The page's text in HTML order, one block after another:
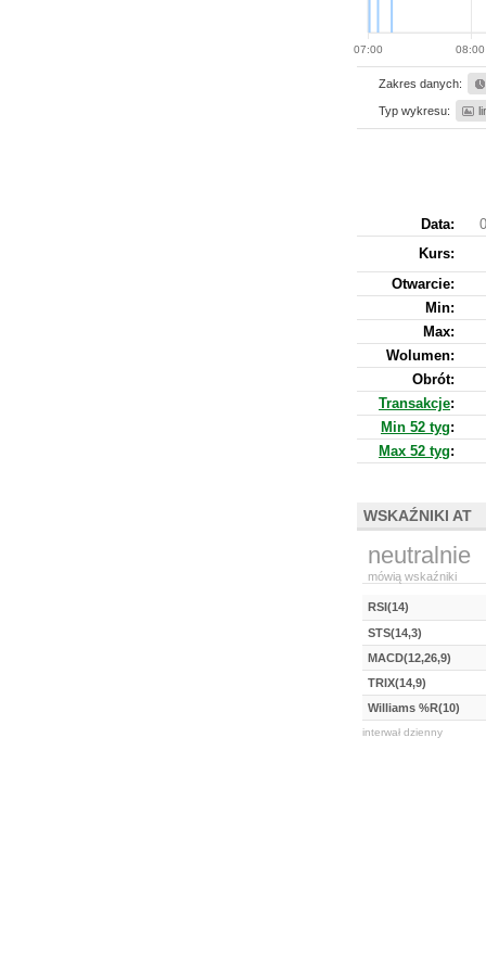
07:00 08:00
Zakres danych:
Typ wykresu:
Data:
Kurs:
Otwarcie:
Min:
Max:
Wolumen:
Obrót:
Transakcje:
Min 52 tyg:
Max 52 tyg:
WSKAŹNIKI AT
neutralnie
mówią wskaźniki
RSI(14)
STS(14,3)
MACD(12,26,9)
TRIX(14,9)
Williams %R(10)
interwał dzienny